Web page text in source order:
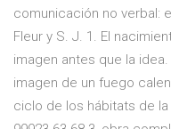
comunicación no verbal:
Fleur y S. J. 1. El
imagen antes que la
imagen de un fuego
ciclo de los hábitats de la